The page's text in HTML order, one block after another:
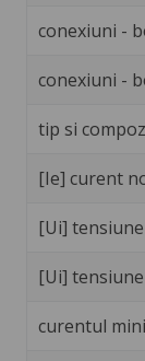
conexiuni -
conexiuni -
tip si
[Ie] curent
[Ui]
[Ui]
curentul